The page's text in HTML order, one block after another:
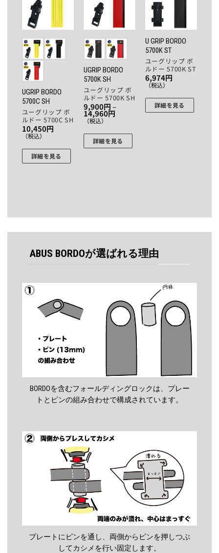
りに
追加
UGRIP BORDO
5700C SH
ユーグリップ ボ
ルドー 5700C SH
10,450円
（税込）
詳細を見る
追加
UGRIP BORDO
5700K SH
ユーグリップ ボ
ルドー 5700K SH
9,900円–
14,960円価
格
9,900
円
–
（税込）
詳細を見る
追加
U GRIP BORDO
5700K ST
ユーグリップ ボ
ルドー 5700K ST
6,974円
（税込）
詳細を見る
ABUS BORDOが選ばれる理由
BORDOを含むフォールディングロックは、プレー
トとピンの組み合わせで構成されています。
プレートにピンを通し、両側からピンを押しつぶ
してカシメを行い固定します。